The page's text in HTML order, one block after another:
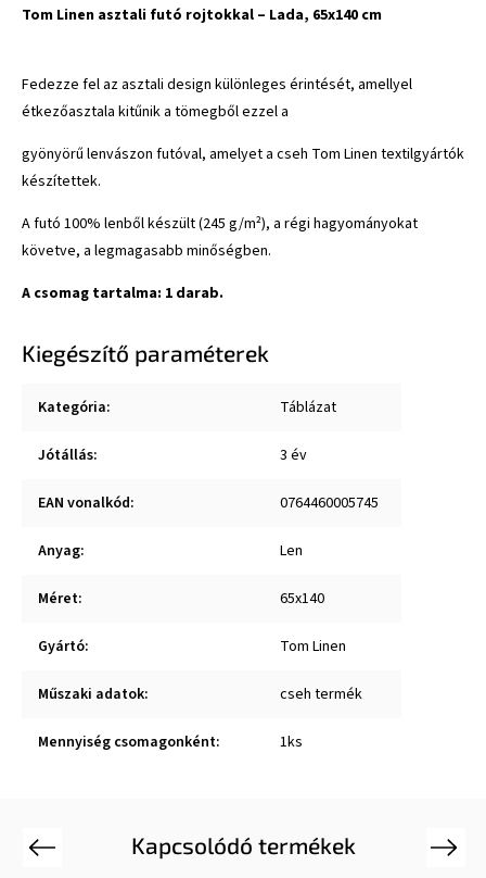
Tom Linen asztali futó rojtokkal – Lada, 65x140 cm
Fedezze fel az asztali design különleges érintését, amellyel
étkezőasztala kitűnik a tömegből ezzel a
gyönyörű lenvászon futóval, amelyet a cseh Tom Linen textilgyártók
készítettek.
A futó 100% lenből készült (245 g/m²), a régi hagyományokat
követve, a legmagasabb minőségben.
A csomag tartalma: 1 darab.
Kiegészítő paraméterek
Kategória: Táblázat
Jótállás: 3 év
EAN vonalkód: 0764460005745
Anyag: Len
Méret: 65x140
Gyártó: Tom Linen
Műszaki adatok: cseh termék
Mennyiség csomagonként: 1ks
Kapcsolódó termékek
Previous Next